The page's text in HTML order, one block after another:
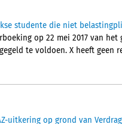
studente die niet
op 22 mei 2017 van
te voldoen. X heeft geen
uitkering op grond van